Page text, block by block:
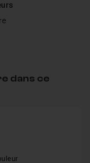
fournis.
sur Affinity est
toutes vos
dans ce